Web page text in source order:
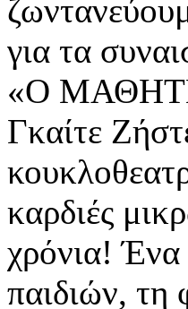
για τα
«Ο
Γκαίτε
καρδιές
χρόνια! Ένα
παιδιών, τη